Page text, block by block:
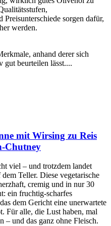
sorgen dafür,
werden.
anhand derer sich
gut beurteilen lässt....
mit Wirsing zu Reis
Chutney
viel – und trotzdem landet
Teller. Diese vegetarische
cremig und in nur 30
ein fruchtig-scharfes
dem Gericht eine unerwartete
Für alle, die Lust haben, mal
– und das ganz ohne Fleisch.